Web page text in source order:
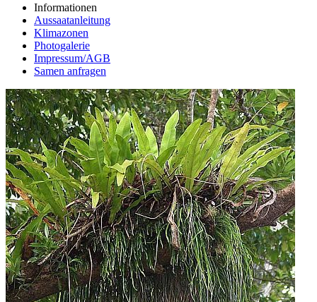
Informationen
Aussaatanleitung
Klimazonen
Photogalerie
Impressum/AGB
Samen anfragen